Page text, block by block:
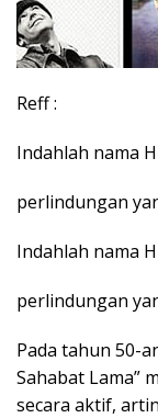
Reff :
Indahlah nama
perlindungan
Indahlah nama
perlindungan
Pada tahun 50-
Sahabat Lama”
secara aktif,